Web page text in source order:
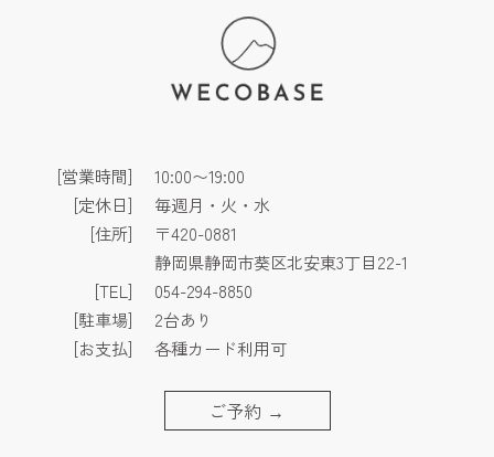
[営業時間]
10:00〜19:00
[定休日]
毎週月・火・水
[住所]
〒420-0881
静岡県静岡市葵区北安東3丁目22-1
[TEL]
054-294-8850
[駐車場]
2台あり
[お支払]
各種カード利用可
ご予約 →